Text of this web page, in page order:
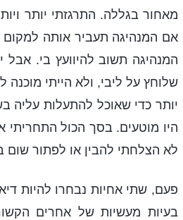
מאחור בגללה. התרגזתי יותר
אם המנהיגה תעביר אותה למקום
המנהיגה תשוב להיוועץ בי.
שלוחץ על ליבי, ולא הייתי
יותר כדי שאוכל להתעלות עליה
היו מוטעים. בסך הכול התחריתי
לא הצלחתי להבין או לפתור שום
פעם, שתי אחיות נבחרו להיות
בעיות מעשיות של אחרים